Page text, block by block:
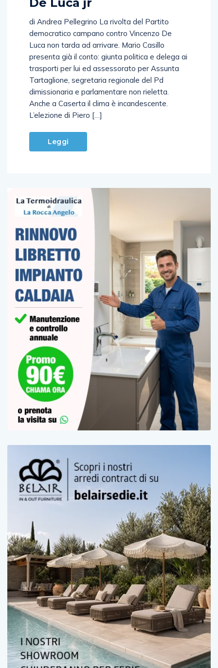
di Andrea Pellegrino La rivolta del Partito
democratico campano contro Vincenzo De
Luca non tarda ad arrivare. Mario Casillo
presenta già il conto: giunta politica e delega ai
trasporti per lui ed assessorato per Assunta
Tartaglione, segretaria regionale del Pd
dimissionaria e parlamentare non rieletta.
Anche a Caserta il clima è incandescente.
L’elezione di Piero […]
Leggi